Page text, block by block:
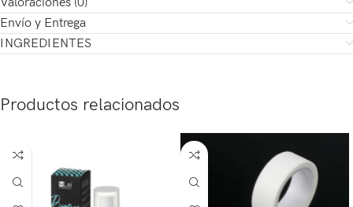
Valoraciones (0)
Envío y Entrega
INGREDIENTES
Productos relacionados